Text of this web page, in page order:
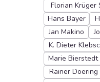
Florian Krüger
Hans Bayer
Jan Makino
K. Dieter
Marie Bierstedt
Rainer Doering